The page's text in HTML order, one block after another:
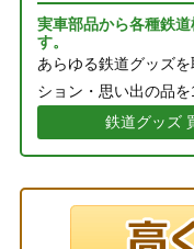
実車部品から各種鉄
す。
あらゆる鉄道グッズ
ション・思い出の品
鉄道グッズ